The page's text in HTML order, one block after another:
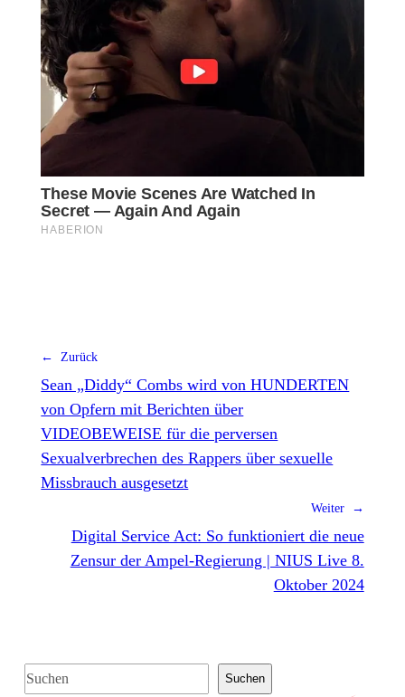
← Zurück
Sean „Diddy“ Combs wird von HUNDERTEN
von Opfern mit Berichten über
VIDEOBEWEISE für die perversen
Sexualverbrechen des Rappers über sexuelle
Missbrauch ausgesetzt
Weiter →
Digital Service Act: So funktioniert die neue
Zensur der Ampel-Regierung | NIUS Live 8.
Oktober 2024
S
Suchen